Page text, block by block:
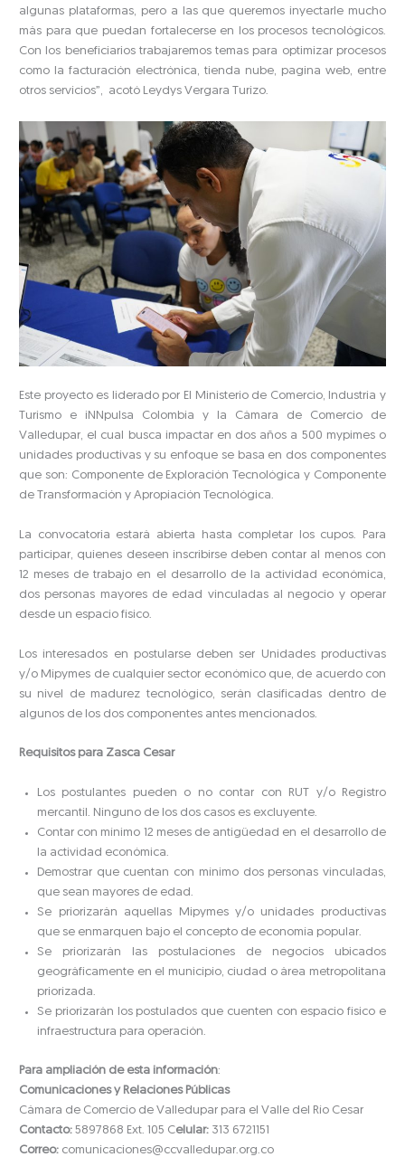
algunas plataformas, pero a las que queremos inyectarle mucho
más para que puedan fortalecerse en los procesos tecnológicos.
Con los beneficiarios trabajaremos temas para optimizar procesos
como la facturación electrónica, tienda nube, pagina web, entre
otros servicios”, acotó Leydys Vergara Turizo.
Este proyecto es liderado por El Ministerio de Comercio, Industria y
Turismo e iNNpulsa Colombia y la Cámara de Comercio de
Valledupar, el cual busca impactar en dos años a 500 mypimes o
unidades productivas y su enfoque se basa en dos componentes
que son: Componente de Exploración Tecnológica y Componente
de Transformación y Apropiación Tecnológica.
La convocatoria estará abierta hasta completar los cupos. Para
participar, quienes deseen inscribirse deben contar al menos con
12 meses de trabajo en el desarrollo de la actividad económica,
dos personas mayores de edad vinculadas al negocio y operar
desde un espacio físico.
Los interesados en postularse deben ser Unidades productivas
y/o Mipymes de cualquier sector económico que, de acuerdo con
su nivel de madurez tecnológico, serán clasificadas dentro de
algunos de los dos componentes antes mencionados.
Requisitos para Zasca Cesar
Los postulantes pueden o no contar con RUT y/o Registro
mercantil. Ninguno de los dos casos es excluyente.
Contar con mínimo 12 meses de antigüedad en el desarrollo de
la actividad económica.
Demostrar que cuentan con mínimo dos personas vinculadas,
que sean mayores de edad.
Se priorizarán aquellas Mipymes y/o unidades productivas
que se enmarquen bajo el concepto de economía popular.
Se priorizarán las postulaciones de negocios ubicados
geográficamente en el municipio, ciudad o área metropolitana
priorizada.
Se priorizarán los postulados que cuenten con espacio físico e
infraestructura para operación.
Para ampliación de esta información:
Comunicaciones y Relaciones Públicas
Cámara de Comercio de Valledupar para el Valle del Río Cesar
Contacto: 5897868 Ext. 105 Celular: 313 6721151
Correo: comunicaciones@ccvalledupar.org.co